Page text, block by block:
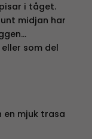
i tåget.
midjan har
som del
en mjuk trasa